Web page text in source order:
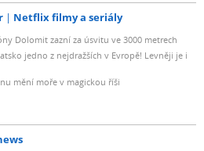
Netflix filmy a seriály
Dolomit zazní za úsvitu ve 3000 metrech
jedno z nejdražších v Evropě! Levněji je i
mění moře v magickou říši